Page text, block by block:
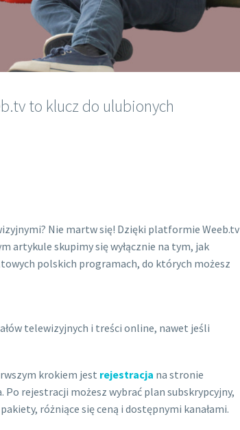
to klucz do ulubionych
Nie martw się! Dzięki platformie Weeb.tv
artykule skupimy się wyłącznie na tym, jak
polskich programach, do których możesz
telewizyjnych i treści online, nawet jeśli
krokiem jest rejestracja na stronie
rejestracji możesz wybrać plan subskrypcyjny,
różniące się ceną i dostępnymi kanałami.